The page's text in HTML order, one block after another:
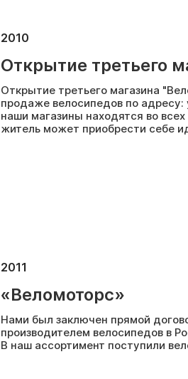
2010
Открытие третьего
Открытие третьего магазина
продаже велосипедов по адресу:
наши магазины находятся во
житель может приобрести себе
2011
«Веломоторс»
Нами был заключен прямой
производителем велосипедов в
В наш ассортимент поступили